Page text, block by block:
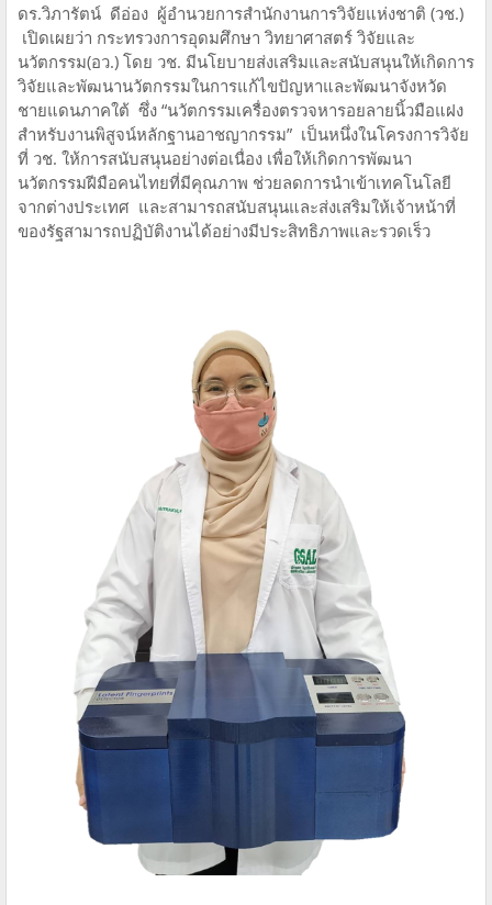
ดร.วิภารัตน์ ดีอ่อง ผู้อำนวยการสำนักงานการวิจัยแห่งชาติ (วช.)
เปิดเผยว่า กระทรวงการอุดมศึกษา วิทยาศาสตร์ วิจัยและ
นวัตกรรม(อว.) โดย วช. มีนโยบายส่งเสริมและสนับสนุนให้เกิดการ
วิจัยและพัฒนานวัตกรรมในการแก้ไขปัญหาและพัฒนาจังหวัด
ชายแดนภาคใต้ ซึ่ง “นวัตกรรมเครื่องตรวจหารอยลายนิ้วมือแฝง
สำหรับงานพิสูจน์หลักฐานอาชญากรรม” เป็นหนึ่งในโครงการวิจัย
ที่ วช. ให้การสนับสนุนอย่างต่อเนื่อง เพื่อให้เกิดการพัฒนา
นวัตกรรมฝีมือคนไทยที่มีคุณภาพ ช่วยลดการนำเข้าเทคโนโลยี
จากต่างประเทศ และสามารถสนับสนุนและส่งเสริมให้เจ้าหน้าที่
ของรัฐสามารถปฏิบัติงานได้อย่างมีประสิทธิภาพและรวดเร็ว